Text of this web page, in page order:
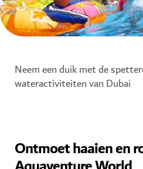
Neem een duik met de
wateractiviteiten van Dubai
Ontmoet haaien en